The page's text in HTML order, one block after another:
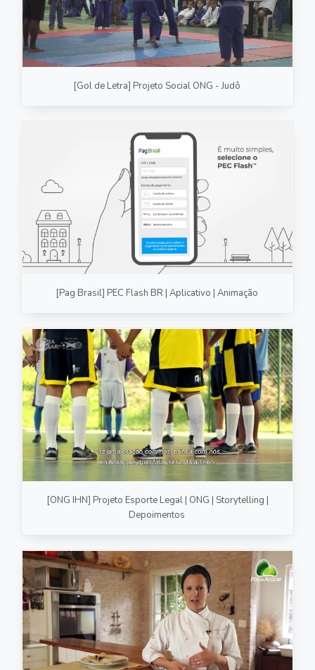
[Gol de Letra] Projeto Social ONG - Judô
[Pag Brasil] PEC Flash BR | Aplicativo | Animação
[ONG IHN] Projeto Esporte Legal | ONG | Storytelling |
Depoimentos